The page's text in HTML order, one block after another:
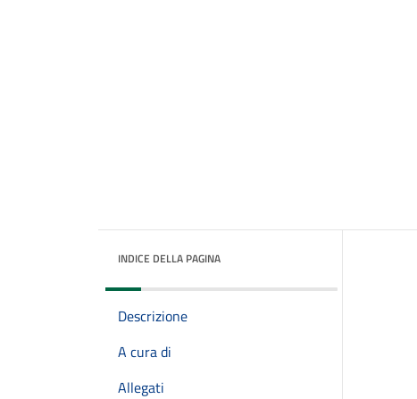
INDICE DELLA PAGINA
Descrizione
A cura di
Allegati